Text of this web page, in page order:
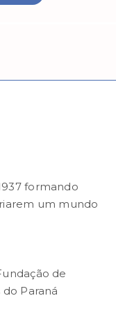
formando
um mundo
de
do Paraná